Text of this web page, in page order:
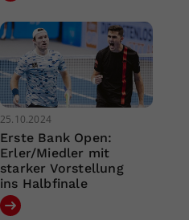
25.10.2024
Erste Bank Open:
Erler/Miedler mit
starker Vorstellung
ins Halbfinale